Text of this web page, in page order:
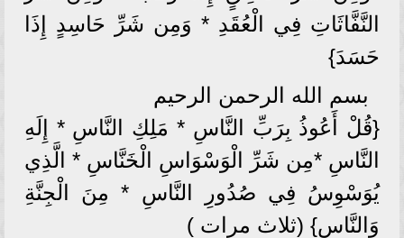
النَّفَّاثَاتِ فِي الْعُقَدِ * وَمِن شَرِّ حَاسِدٍ إِذَا
حَسَدَ}
بسم الله الرحمن الرحيم
{قُلْ أَعُوذُ بِرَبِّ النَّاسِ * مَلِكِ النَّاسِ * إِلَهِ
النَّاسِ *مِن شَرِّ الْوَسْوَاسِ الْخَنَّاسِ * الَّذِي
يُوَسْوِسُ فِي صُدُورِ النَّاسِ * مِنَ الْجِنَّةِ
وَالنَّاسِ} (ثلاث مرات )